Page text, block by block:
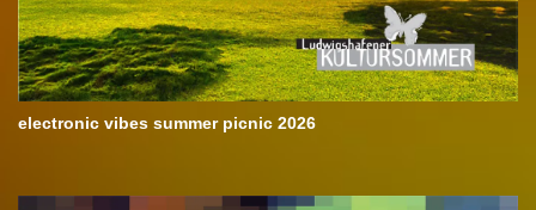
electronic vibes summer picnic 2026